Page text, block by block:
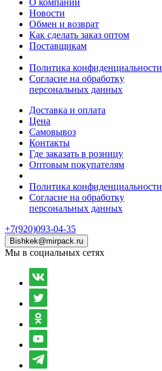
Новости
Обмен и возврат
Как сделать заказ оптом
Поставщикам
Политика конфиденциальности
Согласие на обработку
персональных данных
Доставка и оплата
Цена
Самовывоз
Контакты
Где заказать в розницу
Оптовым покупателям
Политика конфиденциальности
Согласие на обработку
персональных данных
+7(920)093-04-35
Bishkek@mirpack.ru
Мы в социальных сетях